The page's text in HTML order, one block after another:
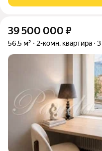
39 500 000 ₽
56,5 м² 2-комн. квартира 3